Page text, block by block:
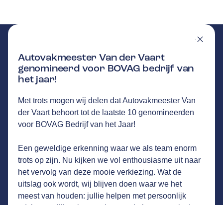
Autovakmeester Van der Vaart
genomineerd voor BOVAG bedrijf van
het jaar!
Met trots mogen wij delen dat Autovakmeester Van
der Vaart behoort tot de laatste 10 genomineerden
voor BOVAG Bedrijf van het Jaar!
Een geweldige erkenning waar we als team enorm
trots op zijn. Nu kijken we vol enthousiasme uit naar
het vervolg van deze mooie verkiezing. Wat de
uitslag ook wordt, wij blijven doen waar we het
meest van houden: jullie helpen met persoonlijk
VAN DER VAART
Schoonenburgseweg 9,6611 AA Overasselt
1103klanten waarderen Autovakmeester Van
der Vaart gemiddeld met een 9.5
Service
Airco service
Onderhoud & Reparatie